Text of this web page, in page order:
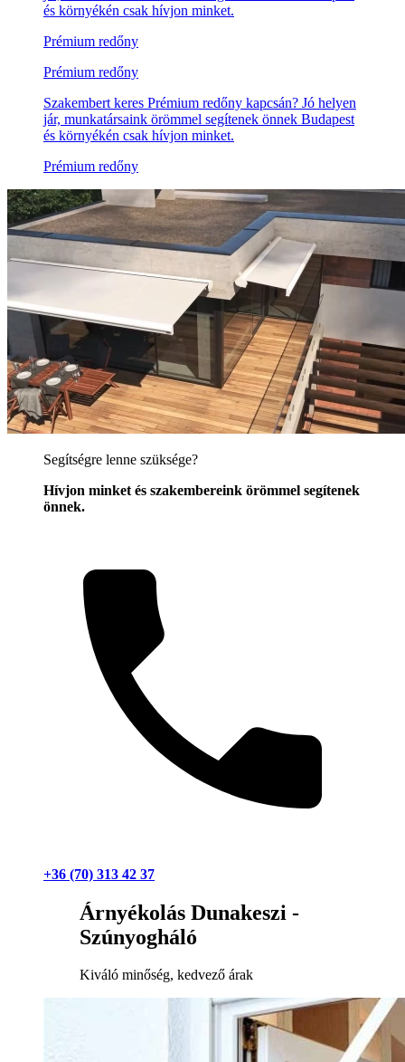
és környékén csak hívjon minket.
Prémium redőny
Prémium redőny
Szakembert keres Prémium redőny kapcsán? Jó helyen
jár, munkatársaink örömmel segítenek önnek Budapest
és környékén csak hívjon minket.
Prémium redőny
Segítségre lenne szüksége?
Hívjon minket és szakembereink örömmel segítenek
önnek.
+36 (70) 313 42 37
Árnyékolás Dunakeszi -
Szúnyogháló
Kiváló minőség, kedvező árak